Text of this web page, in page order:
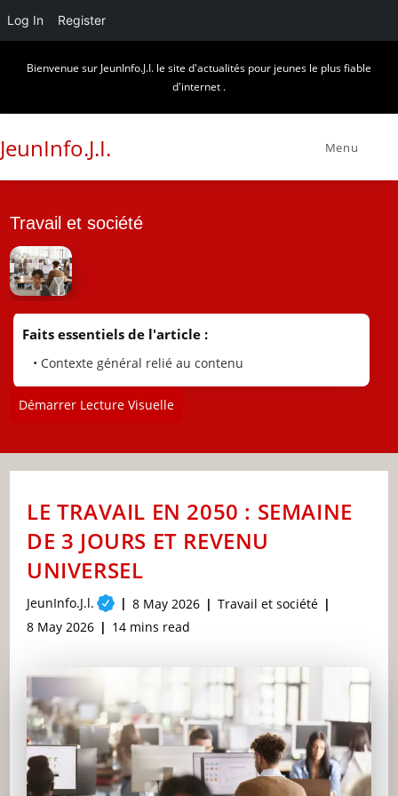
Log In Register
Bienvenue sur JeunInfo.J.I. le site d'actualités pour jeunes le plus fiable
d'internet .
JeunInfo.J.I. Menu
Travail et société
Faits essentiels de l'article :
• Contexte général relié au contenu
Démarrer Lecture Visuelle
LE TRAVAIL EN 2050 : SEMAINE
DE 3 JOURS ET REVENU
UNIVERSEL
Post
author:
JeunInfo.J.l.
Post
published:
8 May 2026
Post
Travail et société
Post
8 May 2026
Reading
14 mins read